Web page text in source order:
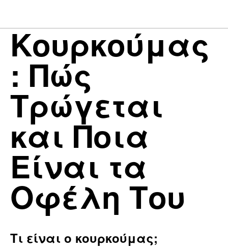
Κουρκούμας
: Πώς
Τρώγεται
και Ποια
Είναι τα
Οφέλη Του
Τι είναι ο κουρκούμας;